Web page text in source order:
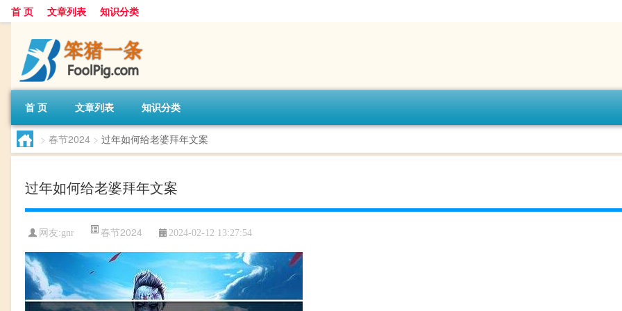
首 页 文章列表 知识分类
首 页 文章列表 知识分类
> 春节2024 > 过年如何给老婆拜年文案
过年如何给老婆拜年文案
网友:gnr 春节2024 2024-02-12 13:27:54